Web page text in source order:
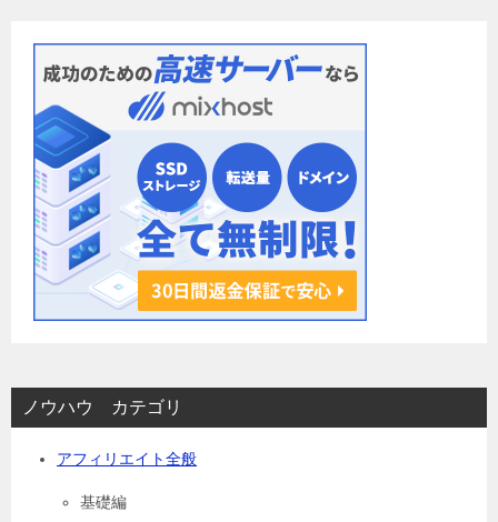
ノウハウ カテゴリ
アフィリエイト全般
基礎編